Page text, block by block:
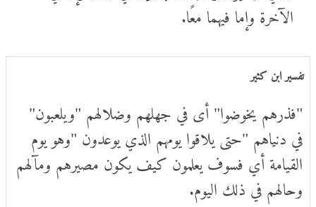
الآخرة وإما فيهما معًا.
تفسير ابن كثير
"فذرهم يخوضوا" أى في جهلهم وضلالهم "ويلعبون"
في دنياهم "حتى يلاقوا يومهم الذي يوعدون "وهو يوم
القيامة أي فسوف يعلمون كيف يكون مصيرهم ومآلهم
وحالهم في ذلك اليوم.